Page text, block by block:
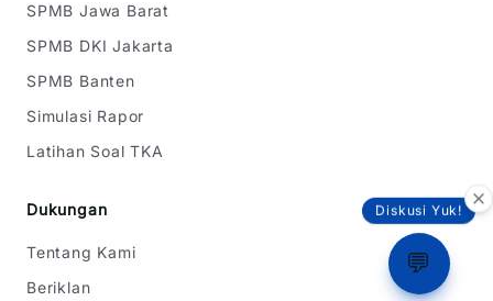
Diskusi Yuk!
💬
SPMB Jawa Barat
SPMB DKI Jakarta
SPMB Banten
Simulasi Rapor
Latihan Soal TKA
Dukungan
Tentang Kami
Beriklan